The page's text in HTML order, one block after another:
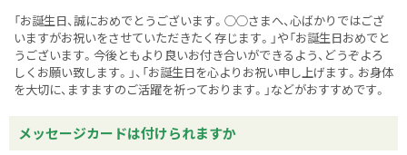
「お誕生日、誠におめでとうございます。○○さまへ、心ばかりではござ
いますがお祝いをさせていただきたく存じます。」や「お誕生日おめでと
うございます。今後ともより良いお付き合いができるよう、どうぞよろ
しくお願い致します。」、「お誕生日を心よりお祝い申し上げます。お身体
を大切に、ますますのご活躍を祈っております。」などがおすすめです。
メッセージカードは付けられますか